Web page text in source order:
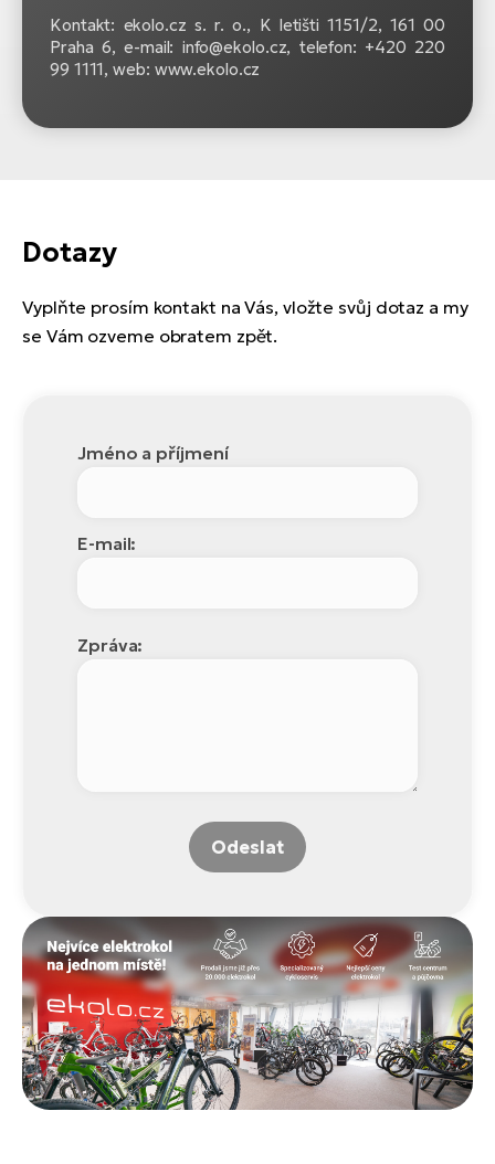
Kontakt: ekolo.cz s. r. o., K letišti 1151/2, 161 00
Praha 6, e-mail: info@ekolo.cz, telefon: +420 220
99 1111, web: www.ekolo.cz
Dotazy
Vyplňte prosím kontakt na Vás, vložte svůj dotaz a my
se Vám ozveme obratem zpět.
Jméno a příjmení
E-mail:
Zpráva:
Odeslat